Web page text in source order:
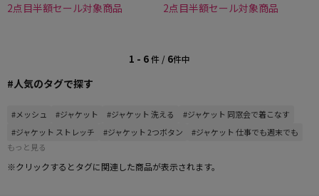
2点目半額セール対象商品 2点目半額セール対象商品
1 - 6件 / 6件中
#人気のタグで探す
#メッシュ #ジャケット #ジャケット 洗える
#ジャケット 同窓会で着こなす
#ジャケット ストレッチ
#ジャケット 2つボタン
#ジャケット 仕事でも週末でも
もっと見る
※クリックするとタグに関連した商品が表示されます。